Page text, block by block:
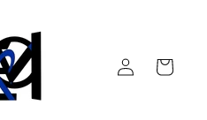
ConnexionPanier